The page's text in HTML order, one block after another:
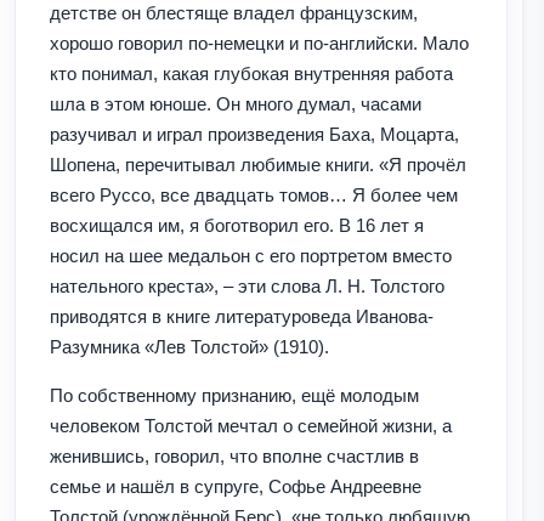
детстве он блестяще владел французским,
хорошо говорил по-немецки и по-английски. Мало
кто понимал, какая глубокая внутренняя работа
шла в этом юноше. Он много думал, часами
разучивал и играл произведения Баха, Моцарта,
Шопена, перечитывал любимые книги. «Я прочёл
всего Руссо, все двадцать томов… Я более чем
восхищался им, я боготворил его. В 16 лет я
носил на шее медальон с его портретом вместо
нательного креста», – эти слова Л. Н. Толстого
приводятся в книге литературоведа Иванова-
Разумника «Лев Толстой» (1910).
По собственному признанию, ещё молодым
человеком Толстой мечтал о семейной жизни, а
женившись, говорил, что вполне счастлив в
семье и нашёл в супруге, Софье Андреевне
Толстой (урождённой Берс), «не только любящую